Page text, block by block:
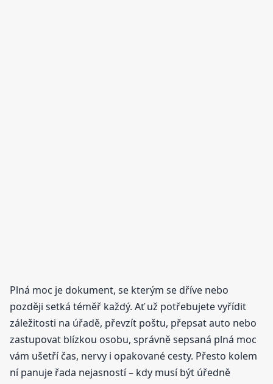
Plná moc je dokument, se kterým se dříve nebo
později setká téměř každý. Ať už potřebujete vyřídit
záležitosti na úřadě, převzít poštu, přepsat auto nebo
zastupovat blízkou osobu, správně sepsaná plná moc
vám ušetří čas, nervy i opakované cesty. Přesto kolem
ní panuje řada nejasností – kdy musí být úředně